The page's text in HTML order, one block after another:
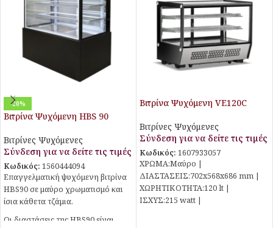
-20%
Βιτρίνα Ψυχόμενη HBS 90
Βιτρίνες Ψυχόμενες
Σύνδεση για να δείτε τις τιμές
Κωδικός: 1560444094
Επαγγελματική ψυχόμενη βιτρίνα
ΗΒS90 σε μαύρο χρωματισμό και
ίσια κάθετα τζάμια.
Οι διαστάσεις της ΗBS90 είναι
Βιτρίνα Ψυχόμενη VE120C
Βιτρίνες Ψυχόμενες
Σύνδεση για να δείτε τις τιμές
Κωδικός: 1607933057
ΧΡΩΜΑ:Μαύρο |
ΔΙΑΣΤΑΣΕΙΣ:702x568x686 mm |
ΧΩΡΗΤΙΚΟΤΗΤΑ:120 lt |
ΙΣΧΥΣ:215 watt |